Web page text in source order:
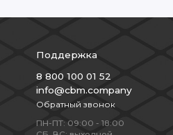
Поддержка
8 800 100 01 52
info@cbm.company
Обратный звонок
ПН-ПТ: 09:00 - 18:00